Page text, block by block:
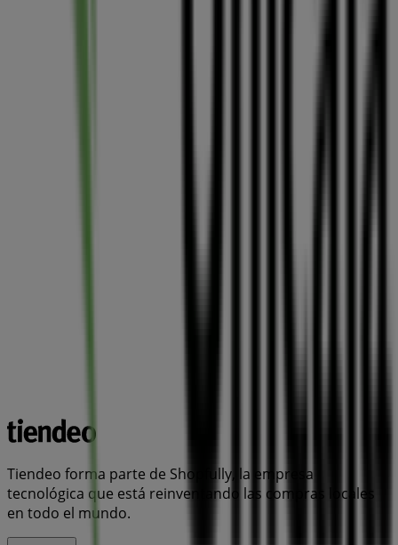
Tiendeo forma parte de Shopfully, la empresa
tecnológica que está reinventando las compras locales
en todo el mundo.